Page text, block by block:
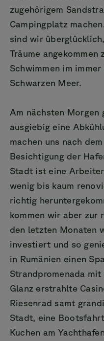
zugehörigem
Campingplatz
sind wir
Träume angekommen
Schwimmen im
Schwarzen Meer.
Am nächsten Morgen
ausgiebig eine
machen uns nach
Besichtigung der
Stadt ist eine
wenig bis kaum
richtig
kommen wir aber zur
den letzten Monaten
investiert und so
in Rumänien einen
Strandpromenada
Glanz erstrahlte
Riesenrad samt
Stadt, eine
Kuchen am